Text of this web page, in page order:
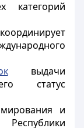
категорий
выдачи
статус
и